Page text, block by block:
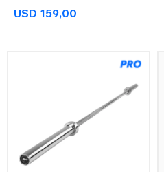
USD 159,00